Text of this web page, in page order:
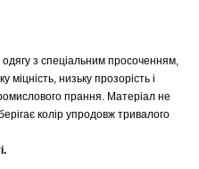
з спеціальним просоченням,
міцність, низьку прозорість і
прання. Матеріал не
колір упродовж тривалого